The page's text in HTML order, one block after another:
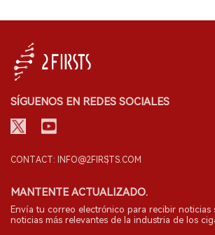
SÍGUENOS EN REDES SOCIALES
CONTACT: INFO@2FIRSTS.COM
MANTENTE ACTUALIZADO.
Envía tu correo electrónico para recibir noticias
noticias más relevantes de la industria de los